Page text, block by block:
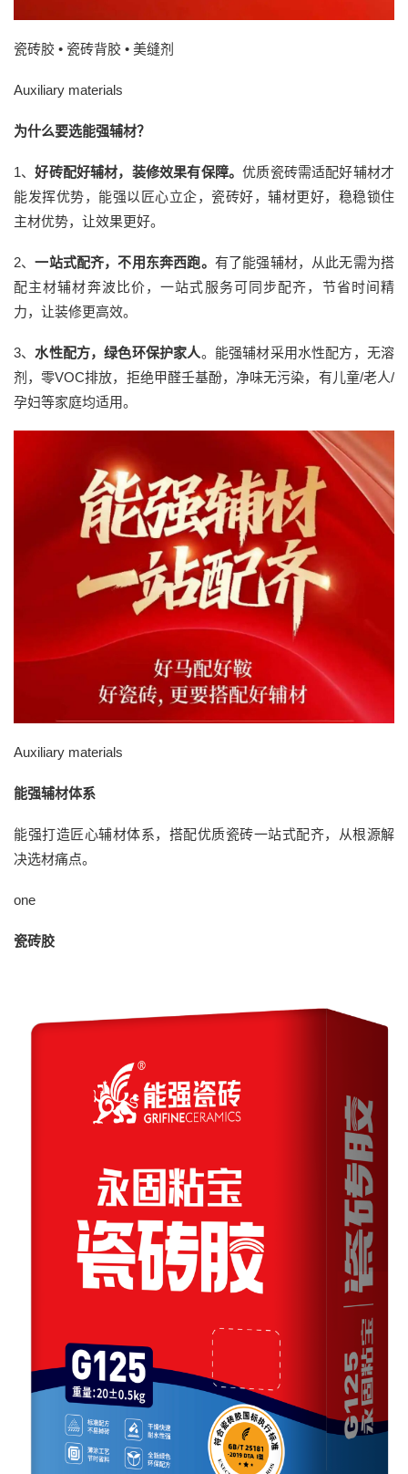
瓷砖胶 • 瓷砖背胶 • 美缝剂
Auxiliary materials
为什么要选能强辅材？
1、好砖配好辅材，装修效果有保障。优质瓷砖需适配好辅材才
能发挥优势，能强以匠心立企，瓷砖好，辅材更好，稳稳锁住
主材优势，让效果更好。
2、一站式配齐，不用东奔西跑。 有了能强辅材，从此无需为搭
配主材辅材奔波比价，一站式服务可同步配齐，节省时间精
力，让装修更高效。
3、 水性配方，绿色环保护家人。能强辅材采用水性配方，无溶
剂，零VOC排放，拒绝甲醛壬基酚，净味无污染，有儿童/老人/
孕妇等家庭均适用。
Auxiliary materials
能强辅材体系
能强打造匠心辅材体系，搭配优质瓷砖一站式配齐，从根源解
决选材痛点。
one
瓷砖胶